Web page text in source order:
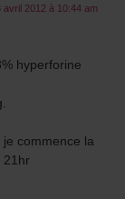
avril 2012 à 10:44 am
hyperforine
commence la